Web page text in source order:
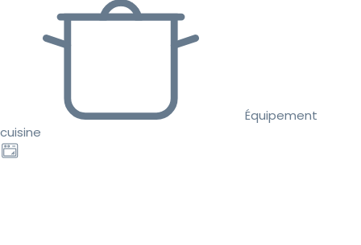
Équipement
cuisine